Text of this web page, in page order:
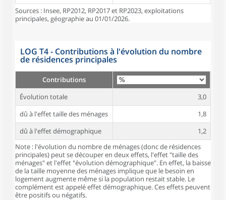
Sources : Insee, RP2012, RP2017 et RP2023, exploitations
principales, géographie au 01/01/2026.
LOG T4 - Contributions à l'évolution du nombre
de résidences principales
Contributions
Évolution totale
3,0
dû à l'effet taille des ménages
1,8
dû à l'effet démographique
1,2
Note : l'évolution du nombre de ménages (donc de résidences
principales) peut se découper en deux effets, l'effet "taille des
ménages" et l'effet "évolution démographique". En effet, la baisse
de la taille moyenne des ménages implique que le besoin en
logement augmente même si la population restait stable. Le
complément est appelé effet démographique. Ces effets peuvent
être positifs ou négatifs.